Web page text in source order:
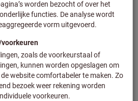
€ 5,30
Excl. BTW Excl. verzendkosten
12-kant dop lang,1/2 inch